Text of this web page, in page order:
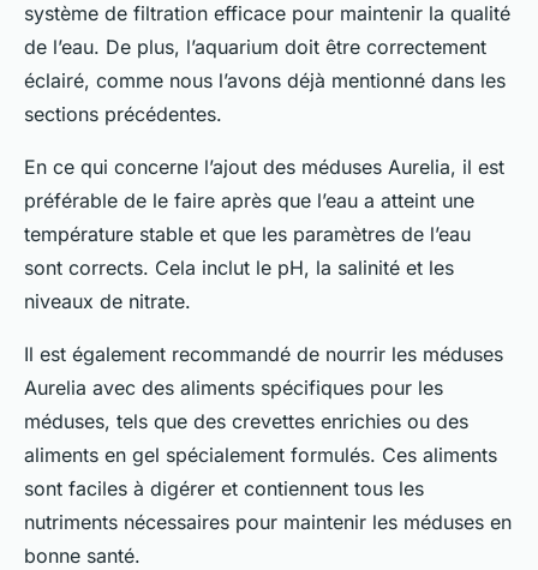
système de filtration efficace pour maintenir la qualité
de l’eau. De plus, l’aquarium doit être correctement
éclairé, comme nous l’avons déjà mentionné dans les
sections précédentes.
En ce qui concerne l’ajout des méduses Aurelia, il est
préférable de le faire après que l’eau a atteint une
température stable et que les paramètres de l’eau
sont corrects. Cela inclut le pH, la salinité et les
niveaux de nitrate.
Il est également recommandé de nourrir les méduses
Aurelia avec des aliments spécifiques pour les
méduses, tels que des crevettes enrichies ou des
aliments en gel spécialement formulés. Ces aliments
sont faciles à digérer et contiennent tous les
nutriments nécessaires pour maintenir les méduses en
bonne santé.